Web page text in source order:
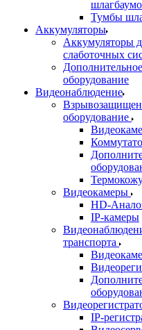
Тумбы
Аккумуляторы
Аккумуляторы
слаботочных
Дополнительное
оборудование
Видеонаблюдение
оборудование
Видеокамеры
HD-
IP-камеры
транспорта
IP-